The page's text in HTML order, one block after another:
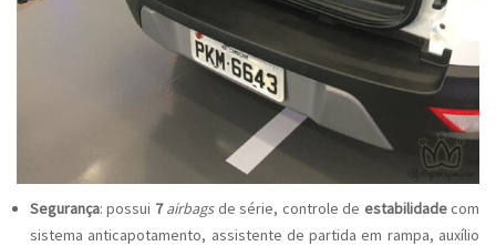
Segurança: possui 7 airbagsde série, controle de estabilidadecom
sistema anticapotamento, assistente de partida em rampa, auxílio